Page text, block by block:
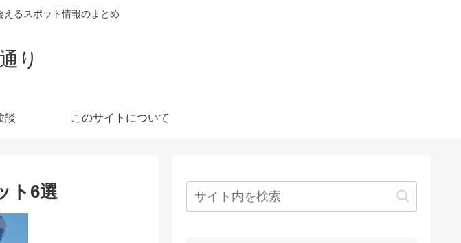
るスポット情報のまとめ
り
談 このサイトについて
ト6選